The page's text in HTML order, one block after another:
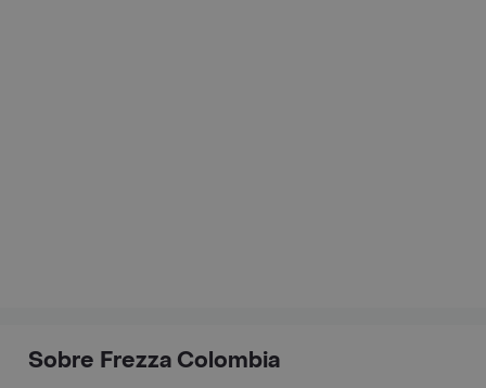
Sobre Frezza Colombia